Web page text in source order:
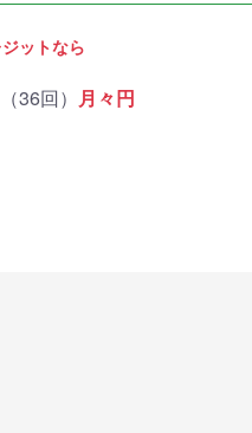
ットなら
36回） 月々円